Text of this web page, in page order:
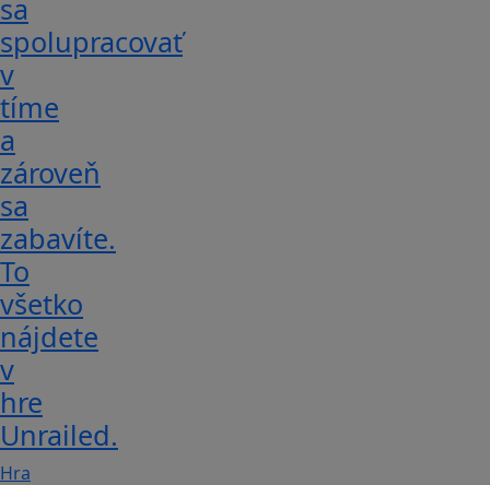
sa
spolupracovať
v
tíme
a
zároveň
sa
zabavíte.
To
všetko
nájdete
v
hre
Unrailed.
Hra